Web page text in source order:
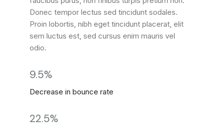
Donec tempor lectus sed tincidunt sodales.
Proin lobortis, nibh eget tincidunt placerat, elit
sem luctus est, sed cursus enim mauris vel
odio.
9.5%
Decrease in bounce rate
22.5%